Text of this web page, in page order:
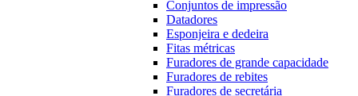
Conjuntos de impressão
Datadores
Esponjeira e dedeira
Fitas métricas
Furadores de grande capacidade
Furadores de rebites
Furadores de secretária